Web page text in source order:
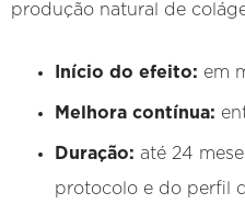
produção natural de
Início do efeito: em
Melhora contínua:
Duração: até 24
protocolo e do perfil